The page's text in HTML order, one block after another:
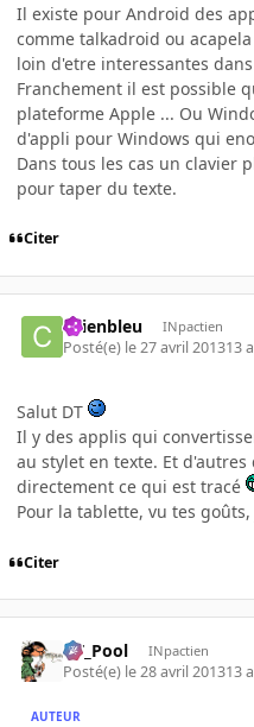
Il existe pour Android des
comme talkadroid ou
loin d'etre interessantes
Franchement il est possible
plateforme Apple ... Ou
d'appli pour Windows qui
Dans tous les cas un clavier
pour taper du texte.
Citer
chienbleu INpactien
Posté(e) le 27 avril 201313 a
Salut DT
Il y des applis qui
au stylet en texte. Et
directement ce qui est tracé
Pour la tablette, vu tes
Citer
DT_Pool INpactien
Posté(e) le 28 avril 201313 a
AUTEUR